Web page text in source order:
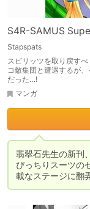
S4R-SAMUS
Stapspats
スピリッツを取り戻す
コ敵集団と遭遇するが
だった…!
マンガ
翡翠石先生の新刊
ぴっちりスーツの
載なステージに翻